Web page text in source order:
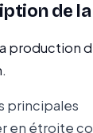
de
production
principales
en étroite